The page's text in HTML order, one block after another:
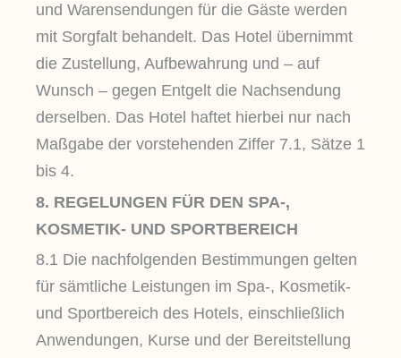
und Warensendungen für die Gäste werden
mit Sorgfalt behandelt. Das Hotel übernimmt
die Zustellung, Aufbewahrung und – auf
Wunsch – gegen Entgelt die Nachsendung
derselben. Das Hotel haftet hierbei nur nach
Maßgabe der vorstehenden Ziffer 7.1, Sätze 1
bis 4.
8. REGELUNGEN FÜR DEN SPA-,
KOSMETIK- UND SPORTBEREICH
8.1 Die nachfolgenden Bestimmungen gelten
für sämtliche Leistungen im Spa-, Kosmetik-
und Sportbereich des Hotels, einschließlich
Anwendungen, Kurse und der Bereitstellung